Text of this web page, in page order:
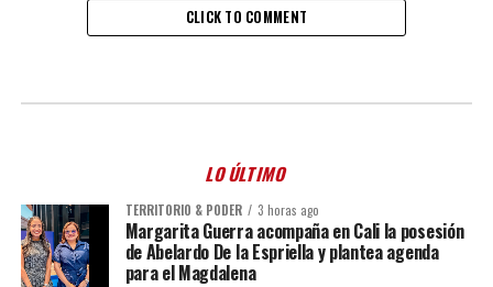
CLICK TO COMMENT
LO ÚLTIMO
TERRITORIO & PODER 3 horas ago
Margarita Guerra acompaña en Cali la posesión
de Abelardo De la Espriella y plantea agenda
para el Magdalena